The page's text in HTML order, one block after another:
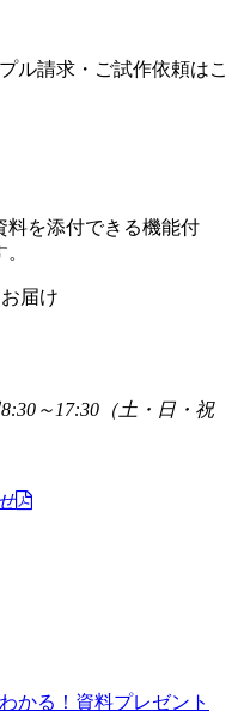
ル請求・ご試作依頼はこ
料を添付できる機能付
届け
～17:30 （土・日・祝